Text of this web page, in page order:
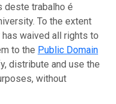
deste trabalho é
To the extent
waived all rights to
to the Public Domain
distribute and use the
without